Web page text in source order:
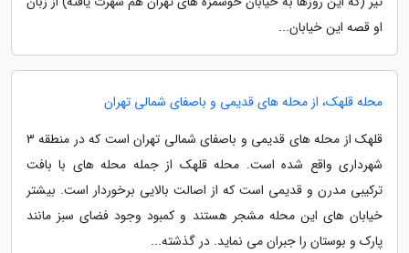
او قصه این خیابان...
محله قلهک، از محله های قدیمی و باصفای شمالی تهران
قلهک از محله های قدیمی و باصفای شمالی تهران است که در منطقه 3
شهرداری واقع شده است. محله قلهک از جمله محله های با بافت
ترکیبی مدرن و قدیمی است که از اصالت بالایی برخوردار است. بیشتر
خیابان های این محله مشجر هستند و کمبود وجود فضای سبز مانند
پارک و بوستان را جبران می نماید. در گذشته...